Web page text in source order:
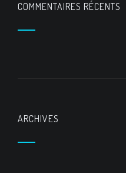
COMMENTAIRES RÉCENTS
ARCHIVES